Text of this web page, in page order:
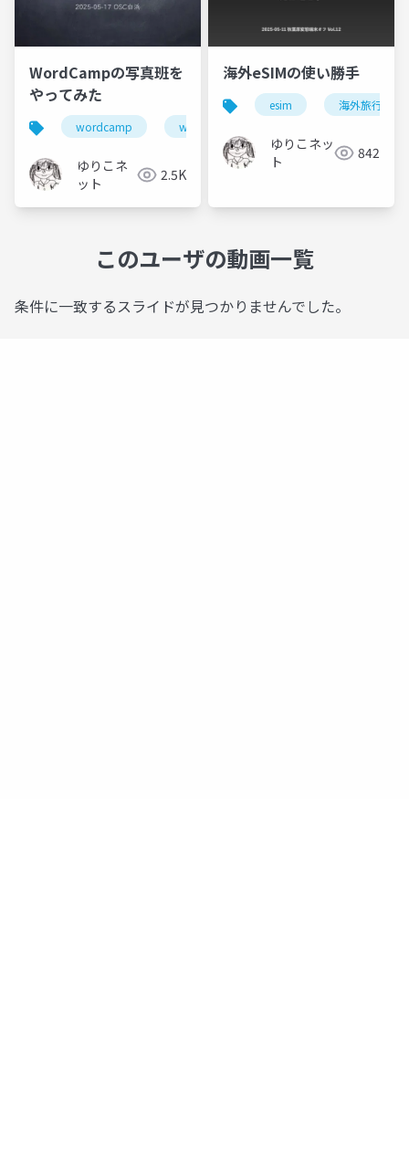
WordCampの写真班を
やってみた
wordcamp wordpress
ゆりこネ
ット
2.5K
海外eSIMの使い勝手
esim 海外旅行
ゆりこネッ
ト
842
このユーザの動画一覧
条件に一致するスライドが見つかりませんでした。